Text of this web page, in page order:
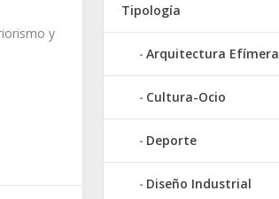
y
Tipología
Arquitectura Efímera
Cultura-Ocio
Deporte
Diseño Industrial